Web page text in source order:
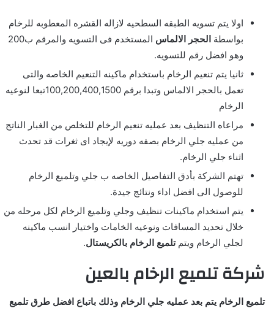
اولا يتم تسويه الطبقه السطحيه لازاله القشره المعطوبه للرخام
بواسطة الحجر الالماس
المستخدم فى التسويه والمرقم ب200
وهو افضل رقم للتسويه.
ثانيا يتم تنعيم الرخام باستخدام ماكينه التنعيم الخاصه والتى
تعمل بالحجر الالماس وتبدا برقم 100,200,400,1500تبعا لنوعيه
الرخام
مراعاه التنظيف بعد عمليه تنعيم الرخام للتخلص من الغبار الناتج
من عمليه جلي الرخام بصفه دوريه لإيجاد اى ثغرات قد تحدث
اثناء جلي الرخام.
تهتم الشركة بأدق التفاصيل الخاصه ب جلي وتلميع الرخام
للوصول الى افضل اداء ونتائج جيدة.
يتم استخدام ماكينات تنظيف وجلي وتلميع الرخام لكل مرحله من
خلال تحديد المسافات ونوعيه الخامات واختيار انسب ماكينه
لجلي الرخام ويتمتلميع الرخام بالكريستال.
شركة تلميع الرخام بالعين
تلميع الرخام يتم بعد عمليه جلي الرخام وذلك باتباع افضل طرق تلميع